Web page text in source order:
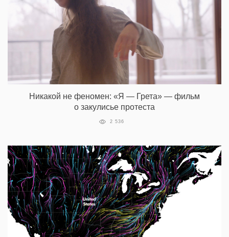
Никакой не феномен: «Я — Грета» — фильм
о закулисье протеста
2 536